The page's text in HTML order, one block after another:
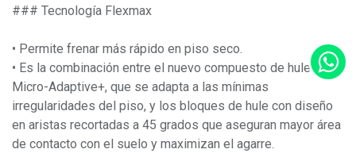
### Tecnología Flexmax
• Permite frenar más rápido en piso seco.
• Es la combinación entre el nuevo compuesto de hule
Micro-Adaptive+, que se adapta a las mínimas
irregularidades del piso, y los bloques de hule con diseño
en aristas recortadas a 45 grados que aseguran mayor área
de contacto con el suelo y maximizan el agarre.